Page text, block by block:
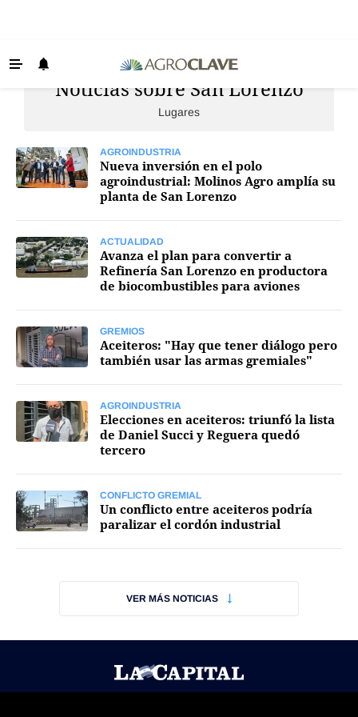
Lechería
Agenda
Agronegocios
Noticias sobre San Lorenzo
Lugares
AGROINDUSTRIA
Nueva inversión en el polo
agroindustrial: Molinos Agro amplía su
planta de San Lorenzo
ACTUALIDAD
Avanza el plan para convertir a
Refinería San Lorenzo en productora
de biocombustibles para aviones
GREMIOS
Aceiteros: "Hay que tener diálogo pero
también usar las armas gremiales"
AGROINDUSTRIA
Elecciones en aceiteros: triunfó la lista
de Daniel Succi y Reguera quedó
tercero
CONFLICTO GREMIAL
Un conflicto entre aceiteros podría
paralizar el cordón industrial
VER MÁS NOTICIAS